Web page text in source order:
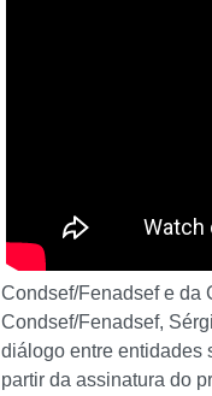
Condsef/Fenadsef e da
Condsef/Fenadsef,
diálogo entre entidades
partir da assinatura do